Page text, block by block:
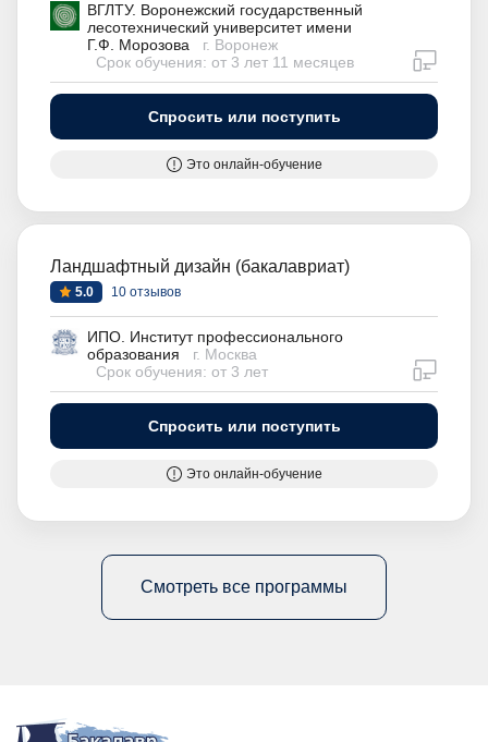
ВГЛТУ. Воронежский государственный
лесотехнический университет имени
Г.Ф. Морозова
г. Воронеж
Срок обучения: от 3 лет 11 месяцев
Спросить или поступить
Это онлайн-обучение
Ландшафтный дизайн (бакалавриат)
5.0 10 отзывов
ИПО. Институт профессионального
образования
г. Москва
Срок обучения: от 3 лет
Спросить или поступить
Это онлайн-обучение
Смотреть все программы